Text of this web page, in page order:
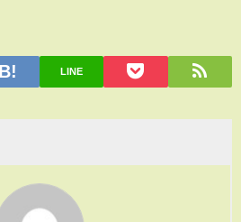
LINE